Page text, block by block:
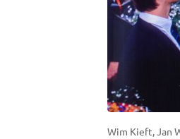
Wim Kieft, Jan